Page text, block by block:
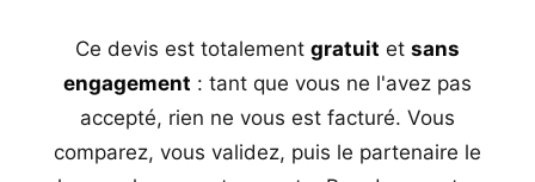
Ce devis est totalement gratuit et sans
engagement : tant que vous ne l'avez pas
accepté, rien ne vous est facturé. Vous
comparez, vous validez, puis le partenaire le